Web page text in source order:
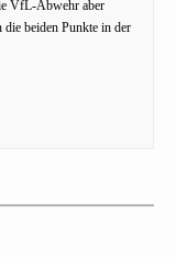
VfL-Abwehr aber
die beiden Punkte in der